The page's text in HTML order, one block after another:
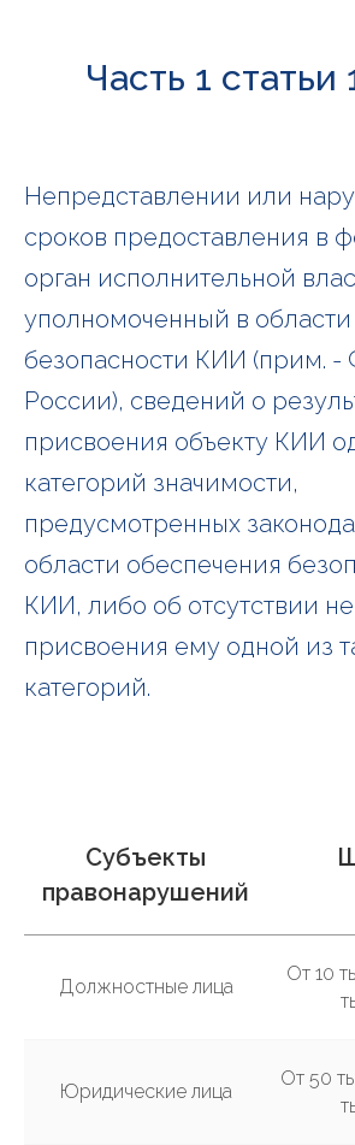
Часть 1 статьи
Непредставлении или
сроков предоставления в
орган исполнительной
уполномоченный в
безопасности КИИ (прим.
России), сведений о
присвоения объекту КИИ
категорий значимости,
предусмотренных
области обеспечения
КИИ, либо об отсутствии
присвоения ему одной из
категорий.
Субъекты
правонарушений
Должностные лица
От 10
Юридические лица
От 50